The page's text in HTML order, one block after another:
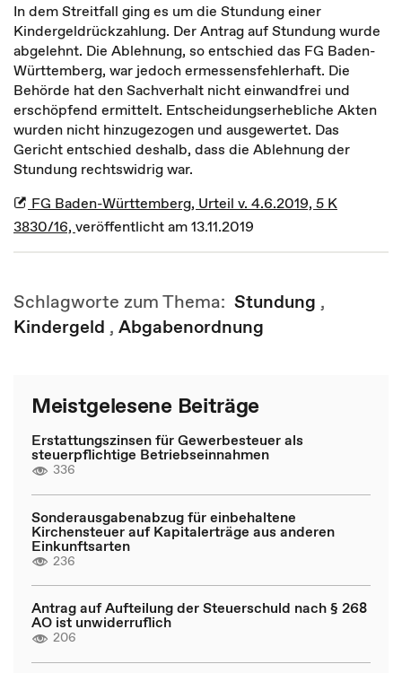
In dem Streitfall ging es um die Stundung einer
Kindergeldrückzahlung. Der Antrag auf Stundung wurde
abgelehnt. Die Ablehnung, so entschied das FG Baden-
Württemberg, war jedoch ermessensfehlerhaft. Die
Behörde hat den Sachverhalt nicht einwandfrei und
erschöpfend ermittelt. Entscheidungserhebliche Akten
wurden nicht hinzugezogen und ausgewertet. Das
Gericht entschied deshalb, dass die Ablehnung der
Stundung rechtswidrig war.
FG Baden-Württemberg, Urteil v. 4.6.2019, 5 K
3830/16, veröffentlicht am 13.11.2019
Schlagworte zum Thema: Stundung ,
Kindergeld , Abgabenordnung
Meistgelesene Beiträge
Erstattungszinsen für Gewerbesteuer als
steuerpflichtige Betriebseinnahmen
336
Sonderausgabenabzug für einbehaltene
Kirchensteuer auf Kapitalerträge aus anderen
Einkunftsarten
236
Antrag auf Aufteilung der Steuerschuld nach § 268
AO ist unwiderruflich
206